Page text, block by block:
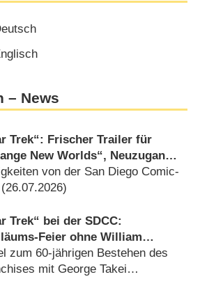
– News
Trek“: Frischer Trailer für
New Worlds“, Neuzugang
Academy“ und „Star
Scouts“
von der San Diego Comic-
26.07.2026)
Trek“ bei der SDCC:
Feier ohne William
zum 60-jährigen Bestehen des
mit George Takei